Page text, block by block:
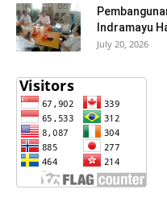
Indramayu
July 20, 2026